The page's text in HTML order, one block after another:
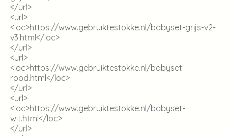
</url>
<url>
<loc>https://www.gebruiktestokke.nl/babyset-grijs-v2-
v3.html</loc>
</url>
<url>
<loc>https://www.gebruiktestokke.nl/babyset-
rood.html</loc>
</url>
<url>
<loc>https://www.gebruiktestokke.nl/babyset-
wit.html</loc>
</url>